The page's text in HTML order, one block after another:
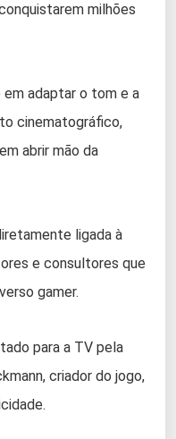
milhões
em adaptar o tom e a
cinematográfico,
abrir mão da
ligada à
e consultores que
gamer.
para a TV pela
criador do jogo,